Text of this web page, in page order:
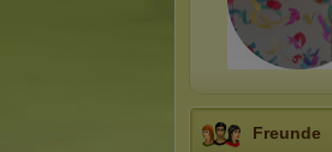
Freunde